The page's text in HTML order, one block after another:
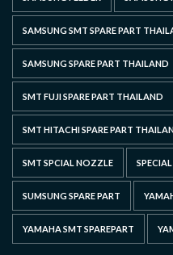
SAMSUNG SMT SPARE PART
SAMSUNG SPARE PART THAILAND
SMT FUJI SPARE PART THAILAND
SMT HITACHI SPARE PART
SMT SPCIAL NOZZLE
SUMSUNG SPARE PART
YAMAHA SMT SPAREPART